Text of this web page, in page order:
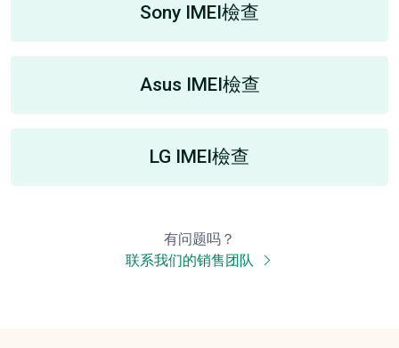
Sony IMEI檢查
Asus IMEI檢查
LG IMEI檢查
有问题吗？
联系我们的销售团队